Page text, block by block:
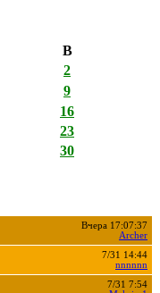
В
2
9
16
23
30
Вчера 17:07:37
Archer
7/31 14:44
nnnnnn
7/31 7:54